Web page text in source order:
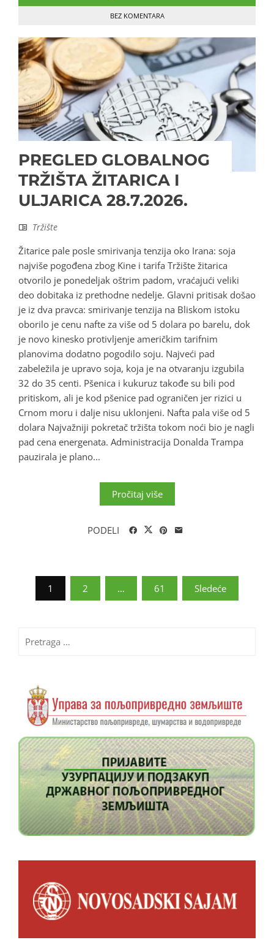
BEZ KOMENTARA
PREGLED GLOBALNOG
TRŽIŠTA ŽITARICA I
ULJARICA 28.7.2026.
Tržište
Žitarice pale posle smirivanja tenzija oko Irana: soja
najviše pogođena zbog Kine i tarifa Tržište žitarica
otvorilo je ponedeljak oštrim padom, vraćajući veliki
deo dobitaka iz prethodne nedelje. Glavni pritisak došao
je iz dva pravca: smirivanje tenzija na Bliskom istoku
oborilo je cenu nafte za više od 5 dolara po barelu, dok
je novo kinesko protivljenje američkim tarifnim
planovima dodatno pogodilo soju. Najveći pad
zabeležila je upravo soja, koja je na otvaranju izgubila
32 do 35 centi. Pšenica i kukuruz takođe su bili pod
pritiskom, ali je kod pšenice pad ograničen jer rizici u
Crnom moru i dalje nisu uklonjeni. Nafta pala više od 5
dolara Najvažniji pokretač tržišta tokom noći bio je nagli
pad cena energenata. Administracija Donalda Trampa
pauzirala je plano...
Pročitaj više
PODELI
Paginacija
članaka
1 2 … 61 Sledeće
za: